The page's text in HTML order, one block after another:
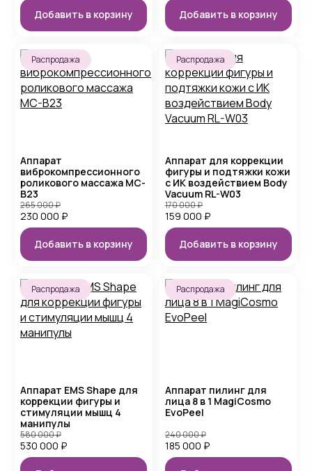
Добавить в корзину Добавить в корзину
Распродажа
Аппарат
виброкомпрессионного
роликового массажа MC-
B23
230 000 ₽
265 000₽
Добавить в корзину
Распродажа
Аппарат для коррекции
фигуры и подтяжки кожи
с ИК воздействием Body
Vacuum RL-W03
159 000 ₽
170 000₽
Добавить в корзину
Распродажа
Аппарат EMS Shape для
коррекции фигуры и
стимуляции мышц 4
манипулы
530 000 ₽
580 000₽
Распродажа
Аппарат пилинг для
лица 8 в 1 MagiCosmo
EvoPeel
185 000 ₽
240 000₽